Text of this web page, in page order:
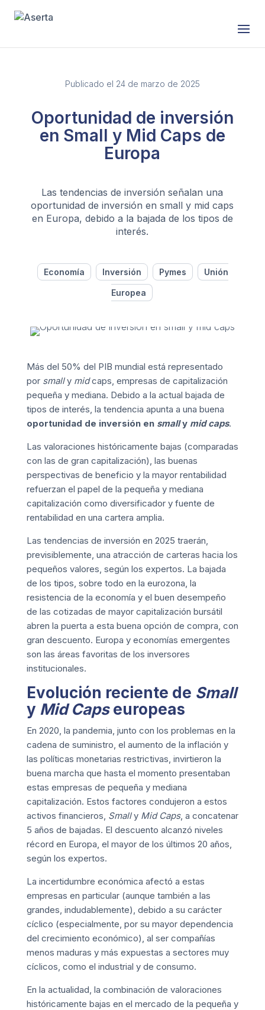
Publicado el 24 de marzo de 2025
Oportunidad de inversión
en Small y Mid Caps de
Europa
Las tendencias de inversión señalan una
oportunidad de inversión en small y mid caps
en Europa, debido a la bajada de los tipos de
interés.
Economía Inversión Pymes Unión
Europea
Más del 50% del PIB mundial está representado
por smally midcaps, empresas de capitalización
pequeña y mediana. Debido a la actual bajada de
tipos de interés, la tendencia apunta a una buena
oportunidad de inversión en smally mid caps.
Las valoraciones históricamente bajas (comparadas
con las de gran capitalización), las buenas
perspectivas de beneficio y la mayor rentabilidad
refuerzan el papel de la pequeña y mediana
capitalización como diversificador y fuente de
rentabilidad en una cartera amplia.
Las tendencias de inversión en 2025 traerán,
previsiblemente, una atracción de carteras hacia los
pequeños valores, según los expertos. La bajada
de los tipos, sobre todo en la eurozona, la
resistencia de la economía y el buen desempeño
de las cotizadas de mayor capitalización bursátil
abren la puerta a esta buena opción de compra, con
gran descuento. Europa y economías emergentes
son las áreas favoritas de los inversores
institucionales.
Evolución reciente de Small
y Mid Capseuropeas
En 2020, la pandemia, junto con los problemas en la
cadena de suministro, el aumento de la inflación y
las políticas monetarias restrictivas, invirtieron la
buena marcha que hasta el momento presentaban
estas empresas de pequeña y mediana
capitalización. Estos factores condujeron a estos
activos financieros, Smally Mid Caps, a concatenar
5 años de bajadas. El descuento alcanzó niveles
récord en Europa, el mayor de los últimos 20 años,
según los expertos.
La incertidumbre económica afectó a estas
empresas en particular (aunque también a las
grandes, indudablemente), debido a su carácter
cíclico (especialmente, por su mayor dependencia
del crecimiento económico), al ser compañías
menos maduras y más expuestas a sectores muy
cíclicos, como el industrial y de consumo.
En la actualidad, la combinación de valoraciones
históricamente bajas en el mercado de la pequeña y